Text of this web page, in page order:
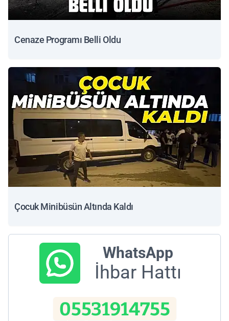
Cenaze Programı Belli Oldu
Çocuk Minibüsün Altında Kaldı
WhatsApp
İhbar Hattı
05531914755